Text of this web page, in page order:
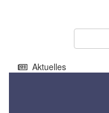
Aktuelles